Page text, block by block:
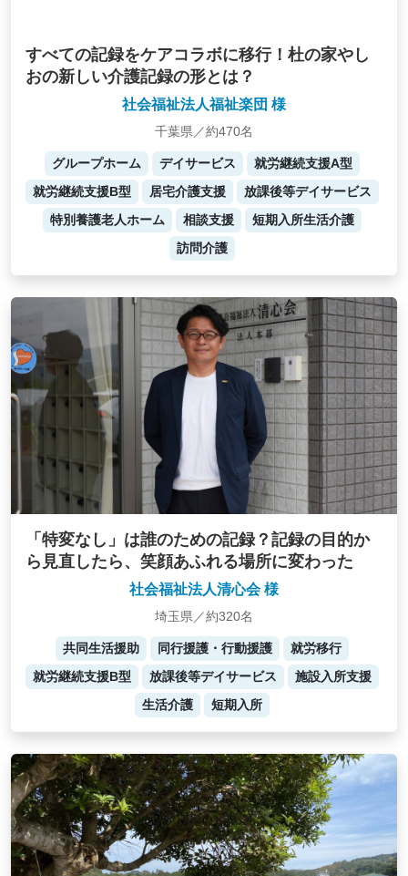
すべての記録をケアコラボに移行！杜の家やし
おの新しい介護記録の形とは？
社会福祉法人福祉楽団 様
千葉県／約470名
グループホーム デイサービス
就労継続支援A型
就労継続支援B型
居宅介護支援
放課後等デイサービス
特別養護老人ホーム
相談支援
短期入所生活介護
訪問介護
「特変なし」は誰のための記録？記録の目的か
ら見直したら、笑顔あふれる場所に変わった
社会福祉法人清心会 様
埼玉県／約320名
共同生活援助 同行援護・行動援護
就労移行
就労継続支援B型
放課後等デイサービス
施設入所支援
生活介護
短期入所